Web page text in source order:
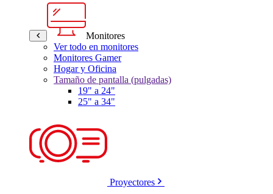
Monitores
Ver todo en monitores
Monitores Gamer
Hogar y Oficina
Tamaño de pantalla (pulgadas)
19" a 24"
25" a 34"
Proyectores